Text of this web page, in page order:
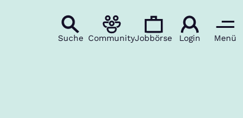
Suche CommunityJobbörse Login Menü